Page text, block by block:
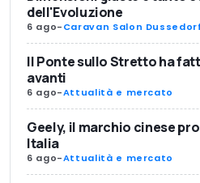
dell'Evoluzione
6 ago-Caravan Salon Dussedorf
Il Ponte sullo Stretto ha
avanti
6 ago-Attualità e mercato
Geely, il marchio cinese
Italia
6 ago-Attualità e mercato